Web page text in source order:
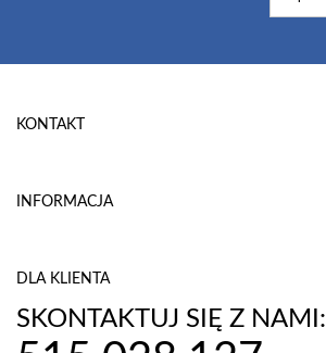
KONTAKT
INFORMACJA
DLA KLIENTA
SKONTAKTUJ SIĘ Z NAMI: